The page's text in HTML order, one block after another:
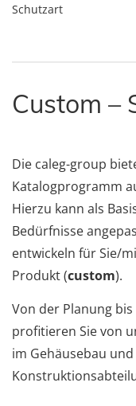
Schutzart
Custom –
Die caleg-group
Katalogprogramm
Hierzu kann als
Bedürfnisse
entwickeln für Sie/
Produkt (custom).
Von der Planung
profitieren Sie von
im Gehäusebau